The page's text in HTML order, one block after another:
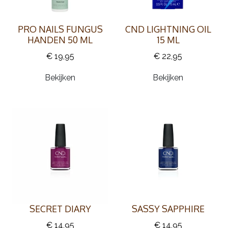
PRO NAILS FUNGUS
HANDEN 50 ML
€ 19,95
Bekijken
CND LIGHTNING OIL
15 ML
€ 22,95
Bekijken
SECRET DIARY
€ 14,95
SASSY SAPPHIRE
€ 14,95